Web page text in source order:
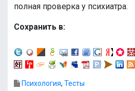
полная проверка у психиатра.
Сохранить в:
Психология, Тесты